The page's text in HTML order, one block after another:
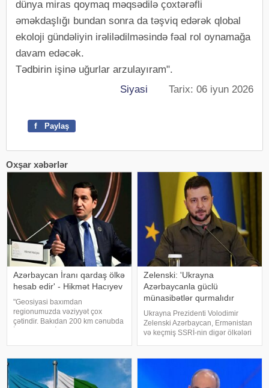
dünya miras qoymaq məqsədilə çoxtərəfli
əməkdaşlığı bundan sonra da təşviq edərək qlobal
ekoloji gündəliyin irəlilədilməsində fəal rol oynamağa
davam edəcək.
Tədbirin işinə uğurlar arzulayıram".
Siyasi Tarix: 06 iyun 2026
f Paylaş
Oxşar xəbərlər
Azərbaycan İranı qardaş ölkə
hesab edir' - Hikmət Hacıyev
"Geosiyasi baxımdan
regionumuzda vəziyyət çox
çətindir. Bakıdan 200 km cənubda
davam edir". APA-ya istinadən
Zelenski: 'Ukrayna
Azərbaycanla güclü
münasibətlər qurmalıdır
Ukrayna Prezidenti Volodimir
Zelenski Azərbaycan, Ermənistan
və keçmiş SSRİ-nin digər ölkələri
"Telegram" kanalında yazıb